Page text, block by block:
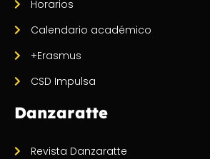
Horarios
Calendario académico
+Erasmus
CSD Impulsa
Danzaratte
Revista Danzaratte